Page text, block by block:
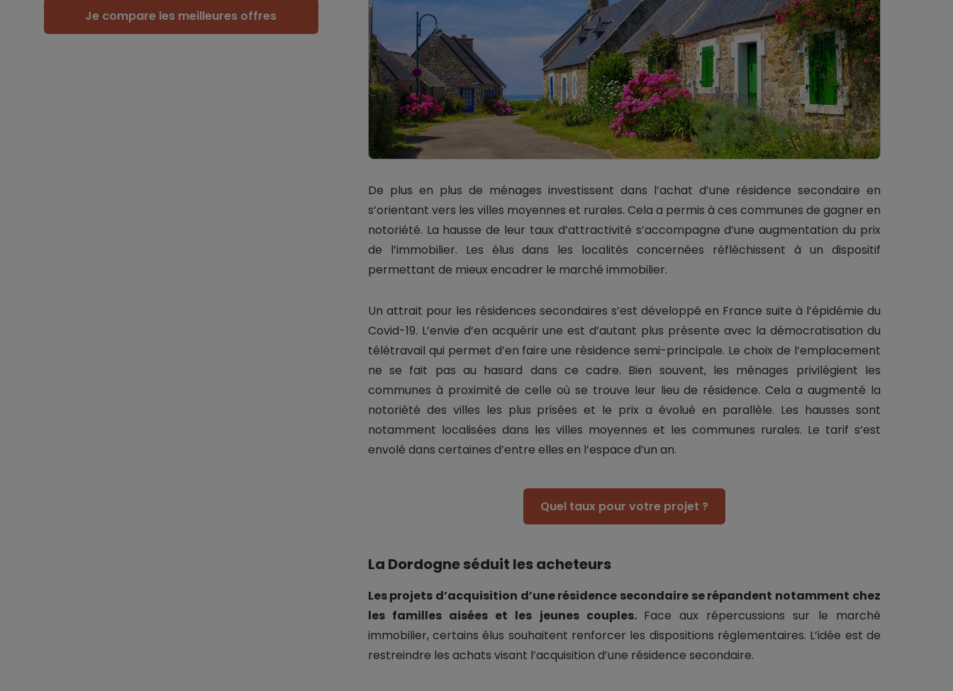
Je compare les meilleures offres
De plus en plus de ménages investissent dans l’achat d’une résidence secondaire en
s’orientant vers les villes moyennes et rurales. Cela a permis à ces communes de gagner en
notoriété. La hausse de leur taux d’attractivité s’accompagne d’une augmentation du prix
de l’immobilier. Les élus dans les localités concernées réfléchissent à un dispositif
permettant de mieux encadrer le marché immobilier.
Un attrait pour les résidences secondaires s’est développé en France suite à l’épidémie du
Covid-19. L’envie d’en acquérir une est d’autant plus présente avec la démocratisation du
télétravail qui permet d’en faire une résidence semi-principale. Le choix de l’emplacement
ne se fait pas au hasard dans ce cadre. Bien souvent, les ménages privilégient les
communes à proximité de celle où se trouve leur lieu de résidence. Cela a augmenté la
notoriété des villes les plus prisées et le prix a évolué en parallèle. Les hausses sont
notamment localisées dans les villes moyennes et les communes rurales. Le tarif s’est
envolé dans certaines d’entre elles en l’espace d’un an.
Quel taux pour votre projet ?
La Dordogne séduit les acheteurs
Les projets d’acquisition d’une résidence secondaire se répandent notamment chez
les familles aisées et les jeunes couples. Face aux répercussions sur le marché
immobilier, certains élus souhaitent renforcer les dispositions réglementaires. L’idée est de
restreindre les achats visant l’acquisition d’une résidence secondaire.